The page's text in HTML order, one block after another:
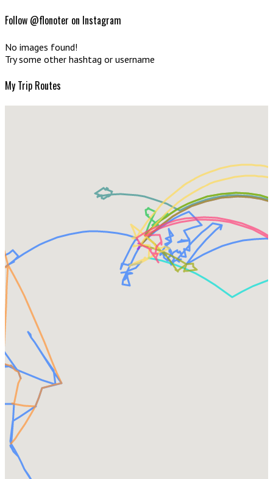
Follow @flonoter on Instagram
No images found!
Try some other hashtag or username
My Trip Routes